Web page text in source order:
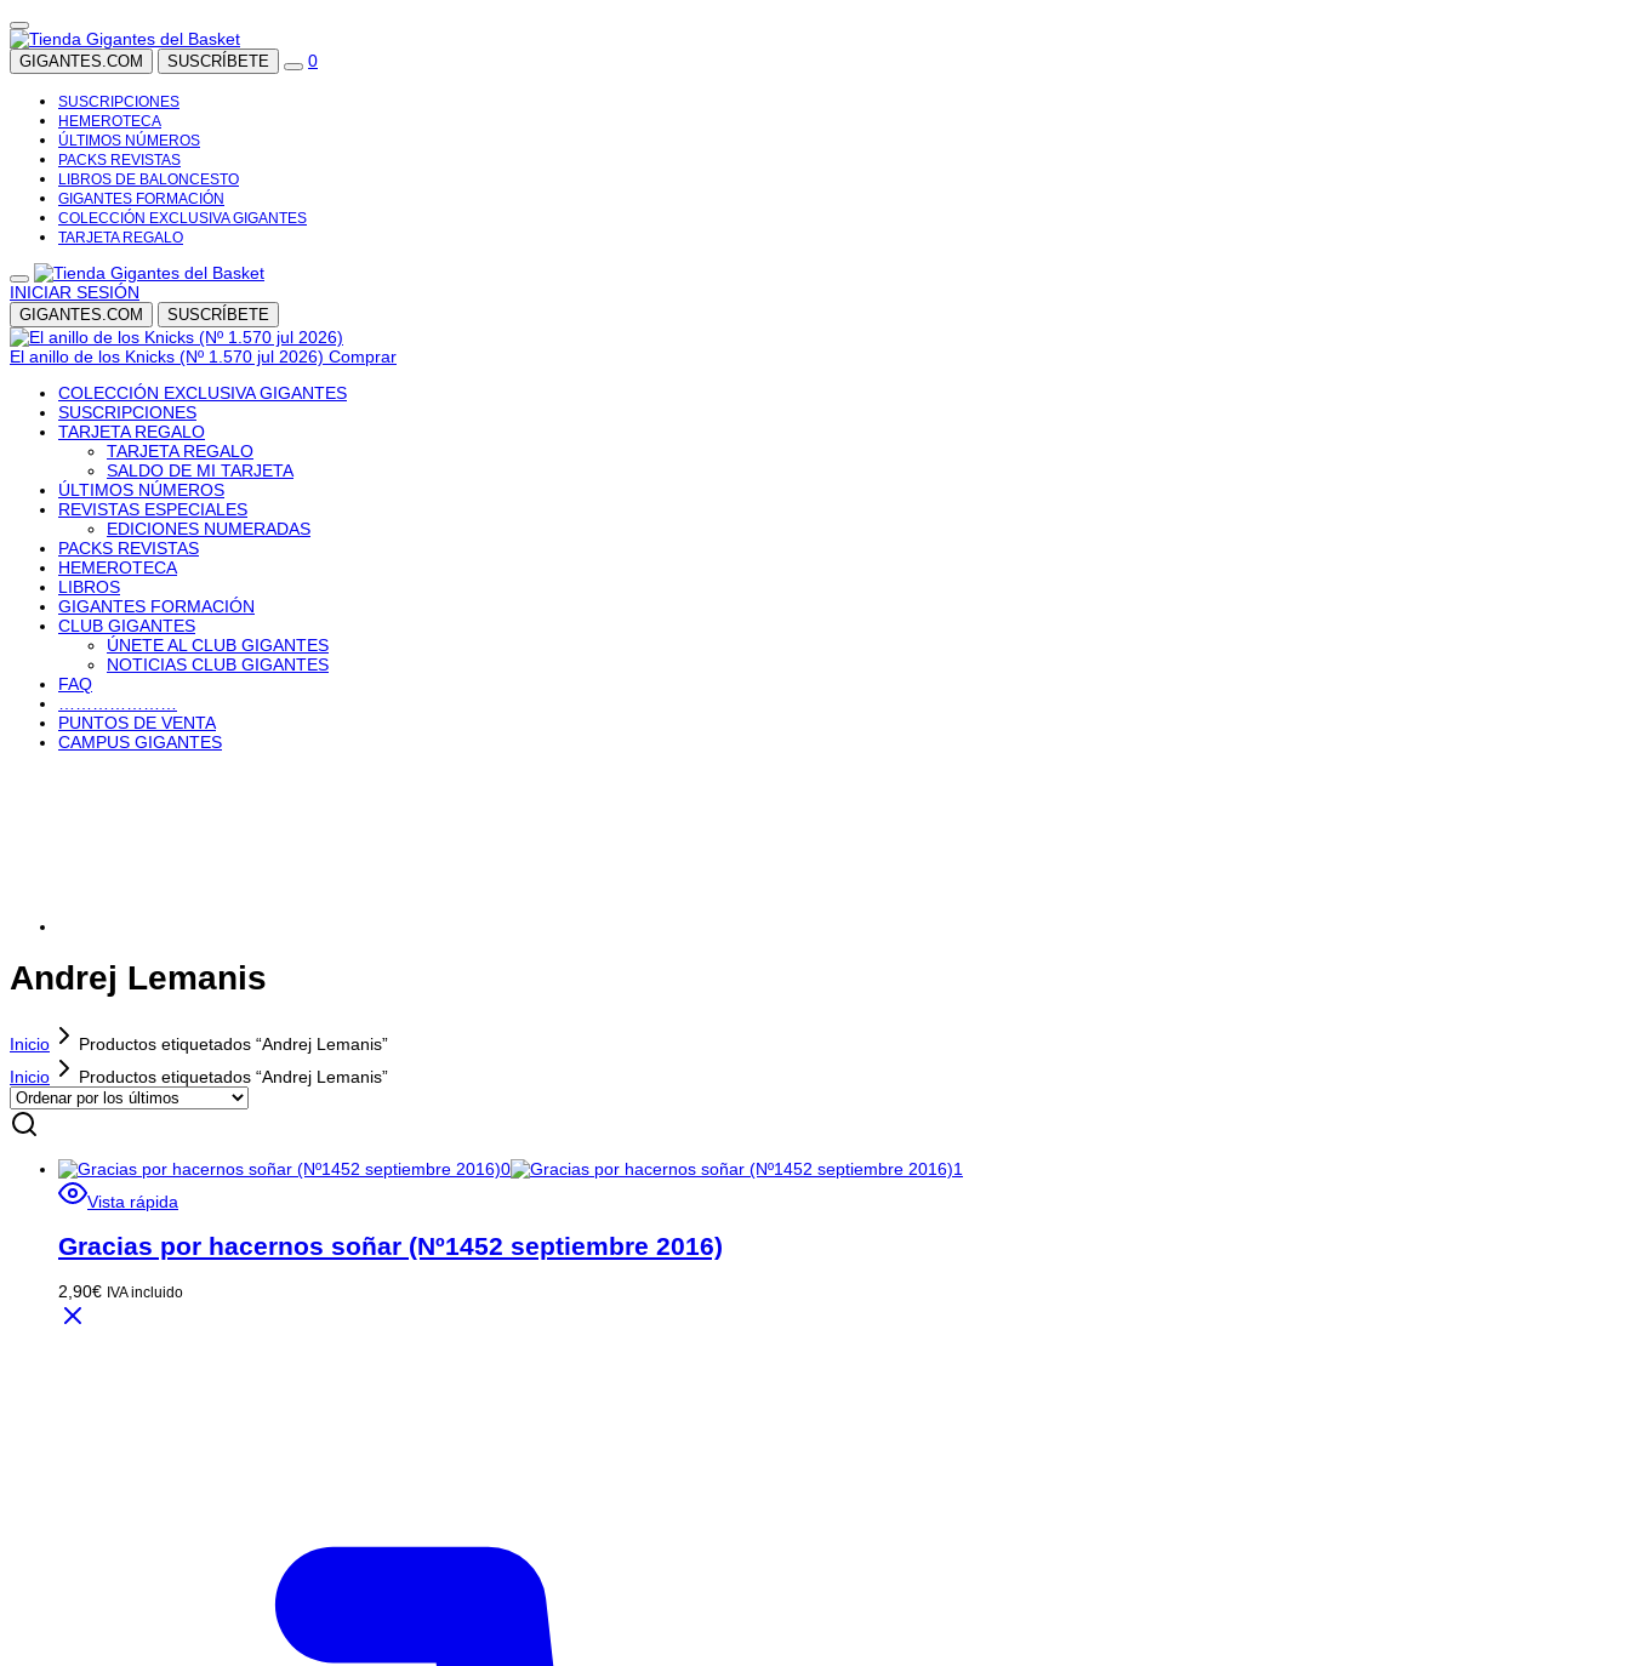
GIGANTES.COM SUSCRÍBETE 0
SUSCRIPCIONES
HEMEROTECA
ÚLTIMOS NÚMEROS
PACKS REVISTAS
LIBROS DE BALONCESTO
GIGANTES FORMACIÓN
COLECCIÓN EXCLUSIVA GIGANTES
TARJETA REGALO
INICIAR SESIÓN
GIGANTES.COM SUSCRÍBETE
El anillo de los Knicks (Nº 1.570 jul 2026) Comprar
COLECCIÓN EXCLUSIVA GIGANTES
SUSCRIPCIONES
TARJETA REGALO
TARJETA REGALO
SALDO DE MI TARJETA
ÚLTIMOS NÚMEROS
REVISTAS ESPECIALES
EDICIONES NUMERADAS
PACKS REVISTAS
HEMEROTECA
LIBROS
GIGANTES FORMACIÓN
CLUB GIGANTES
ÚNETE AL CLUB GIGANTES
NOTICIAS CLUB GIGANTES
FAQ
PUNTOS DE VENTA
CAMPUS GIGANTES
Andrej Lemanis
Inicio
Productos etiquetados “Andrej Lemanis”
Inicio
Productos etiquetados “Andrej Lemanis”
Vista rápida
Gracias por hacernos soñar (Nº1452 septiembre 2016)
2,90€ IVA incluido